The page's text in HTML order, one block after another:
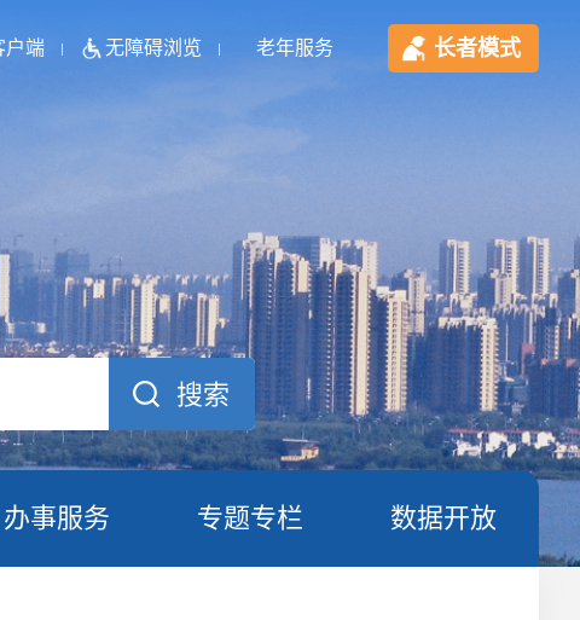
户端 无障碍浏览 老年服务 长者模式
办事服务 专题专栏 数据开放